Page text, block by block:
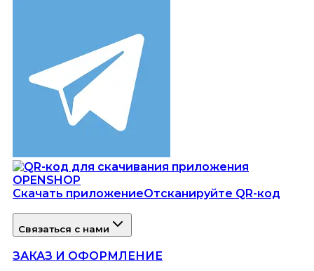
Скачать приложениеОтсканируйте QR-код
Связаться с нами
ЗАКАЗ И ОФОРМЛЕНИЕ